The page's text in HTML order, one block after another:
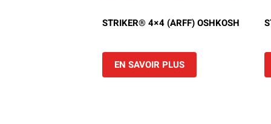
Camions en inventaire usagés
STRIKER® 4×4 (ARFF) OSHKOSH
EN SAVOIR PLUS